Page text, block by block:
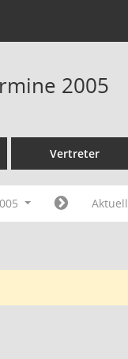
2005
Vertreter
Aktuell